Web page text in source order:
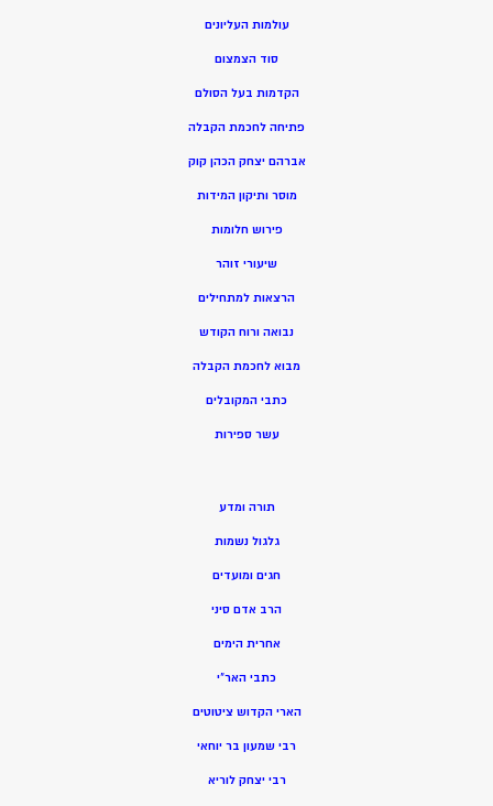
עולמות העליונים
סוד הצמצום
הקדמות בעל הסולם
פתיחה לחכמת הקבלה
אברהם יצחק הכהן קוק
מוסר ותיקון המידות
פירוש חלומות
שיעורי זוהר
הרצאות למתחילים
נבואה ורוח הקודש
מבוא לחכמת הקבלה
כתבי המקובלים
עשר ספירות
תורה ומדע
גלגול נשמות
חגים ומועדים
הרב אדם סיני
אחרית הימים
כתבי האר”י
הארי הקדוש ציטוטים
רבי שמעון בר יוחאי
רבי יצחק לוריא